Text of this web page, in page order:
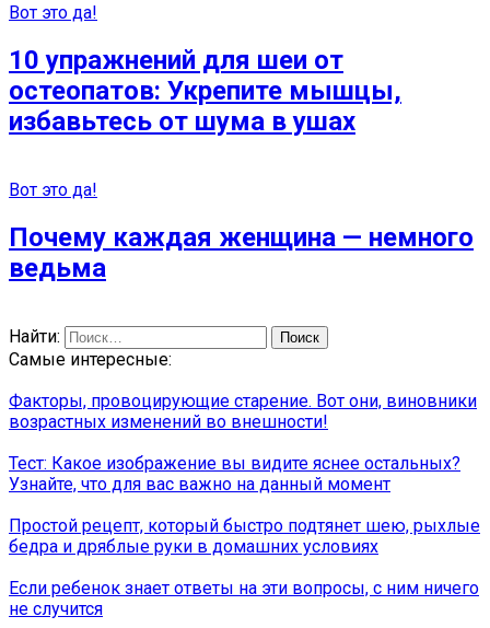
Вот это да!
10 упражнений для шеи от
остеопатов: Укрепите мышцы,
избавьтесь от шума в ушах
Вот это да!
Почему каждая женщина — немного
ведьма
Найти:
Самые интересные:
Факторы, провоцирующие старение. Вот они, виновники
возрастных изменений во внешности!
Тест: Какое изображение вы видите яснее остальных?
Узнайте, что для вас важно на данный момент
Простой рецепт, который быстро подтянет шею, рыхлые
бедра и дряблые руки в домашних условиях
Если ребенок знает ответы на эти вопросы, с ним ничего
не случится